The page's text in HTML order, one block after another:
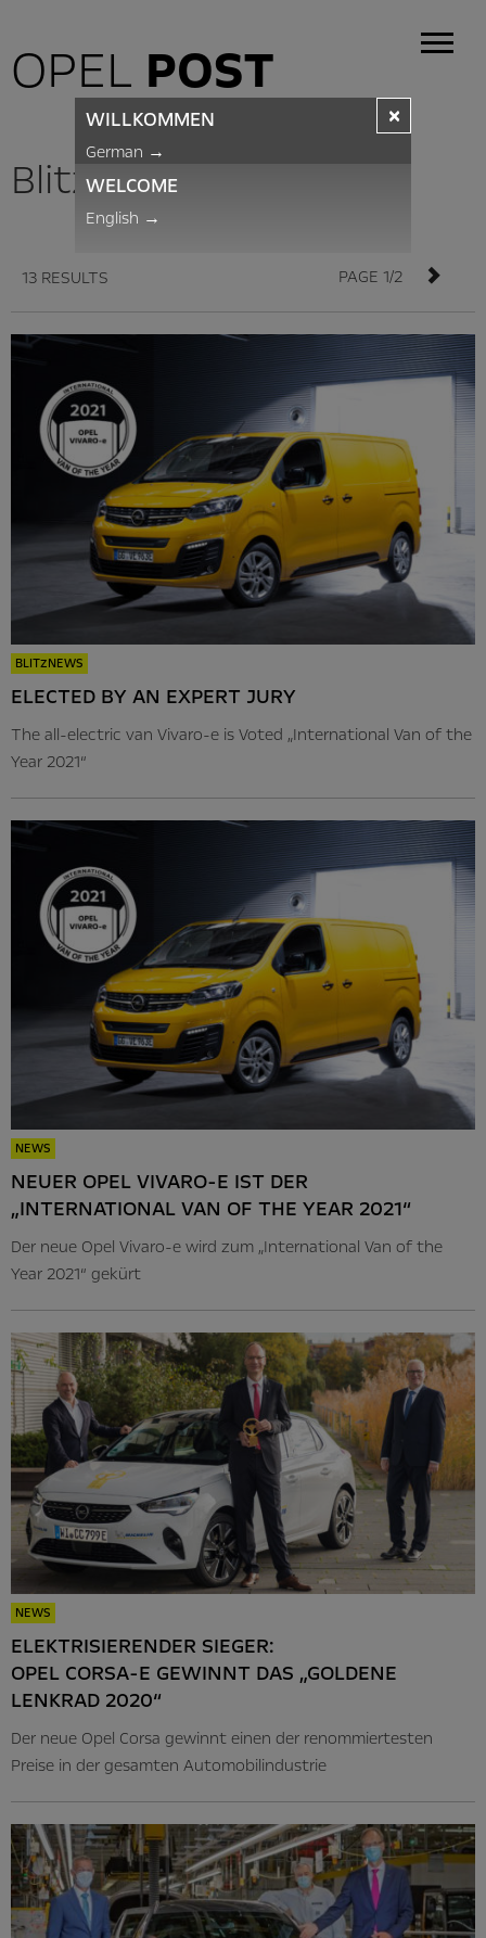
OPEL POST
BlitzNews
13 RESULTS PAGE 1/2
BLITZNEWS
ELECTED BY AN EXPERT JURY
The all-electric van Vivaro-e is Voted „International Van of the
Year 2021“
NEWS
NEUER OPEL VIVARO-E IST DER
„INTERNATIONAL VAN OF THE YEAR 2021“
Der neue Opel Vivaro-e wird zum „International Van of the
Year 2021“ gekürt
NEWS
ELEKTRISIERENDER SIEGER:
OPEL CORSA-E GEWINNT DAS „GOLDENE
LENKRAD 2020“
Der neue Opel Corsa gewinnt einen der renommiertesten
Preise in der gesamten Automobilindustrie
×
WILLKOMMEN
German →
WELCOME
English →